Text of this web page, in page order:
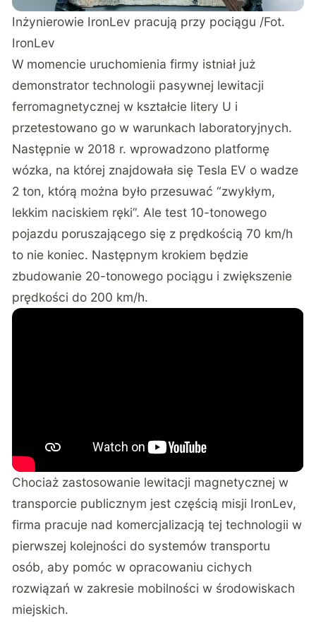
Inżynierowie IronLev pracują przy pociągu /Fot.
IronLev
W momencie uruchomienia firmy istniał już
demonstrator technologii pasywnej lewitacji
ferromagnetycznej w kształcie litery U i
przetestowano go w warunkach laboratoryjnych.
Następnie w 2018 r. wprowadzono platformę
wózka, na której znajdowała się Tesla EV o wadze
2 ton, którą można było przesuwać “zwykłym,
lekkim naciskiem ręki”. Ale test 10-tonowego
pojazdu poruszającego się z prędkością 70 km/h
to nie koniec. Następnym krokiem będzie
zbudowanie 20-tonowego pociągu i zwiększenie
prędkości do 200 km/h.
Chociaż zastosowanie lewitacji magnetycznej w
transporcie publicznym jest częścią misji IronLev,
firma pracuje nad komercjalizacją tej technologii w
pierwszej kolejności do systemów transportu
osób, aby pomóc w opracowaniu cichych
rozwiązań w zakresie mobilności w środowiskach
miejskich.